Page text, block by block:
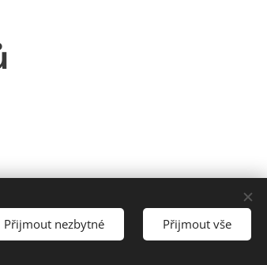
Přijmout nezbytné Přijmout vše